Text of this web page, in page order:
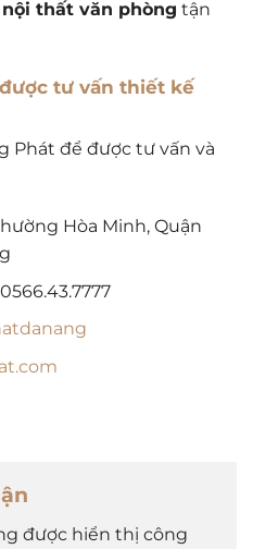
thất văn phòng tận
tư vấn thiết kế
Phát để được tư vấn và
Hòa Minh, Quận
được hiển thị công